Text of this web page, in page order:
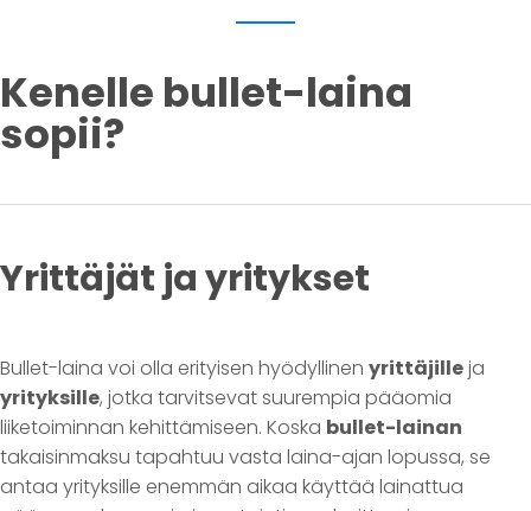
Kenelle bullet-laina
sopii?
Yrittäjät ja yritykset
Bullet-laina voi olla erityisen hyödyllinen yrittäjilleja
yrityksille, jotka tarvitsevat suurempia pääomia
liiketoiminnan kehittämiseen. Koska bullet-lainan
takaisinmaksu tapahtuu vasta laina-ajan lopussa, se
antaa yrityksille enemmän aikaa käyttää lainattua